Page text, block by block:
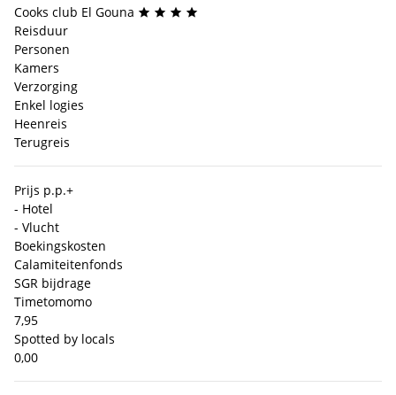
Cooks club El Gouna
Reisduur
Personen
Kamers
Verzorging
Enkel logies
Heenreis
Terugreis
Prijs p.p.+
- Hotel
- Vlucht
Boekingskosten
Calamiteitenfonds
SGR bijdrage
Timetomomo
7,95
Spotted by locals
0,00